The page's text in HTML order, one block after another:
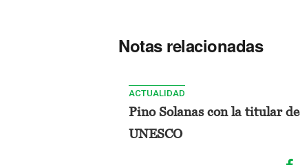
Notas relacionadas
ACTUALIDAD
Pino Solanas con la titular de
UNESCO